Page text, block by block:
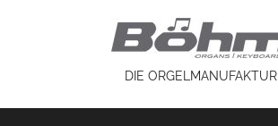
DIE ORGELMANUFAKTUR